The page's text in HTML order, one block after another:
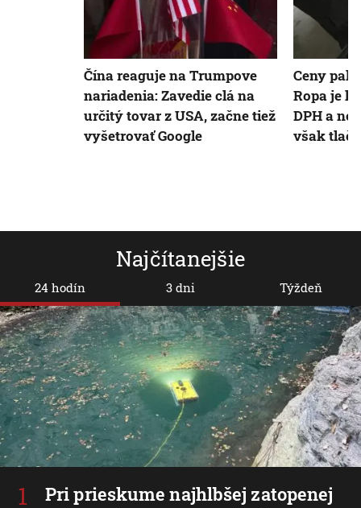
Najčítanejšie
24 hodín
Pri prieskume najhlbšej zatopenej
3 dni Týždeň
Čína reaguje na Trumpove
nariadenia: Zavedie clá na
určitý tovar z USA, začne tiež
vyšetrovať Google
Ceny
Ropa je
DPH a
však